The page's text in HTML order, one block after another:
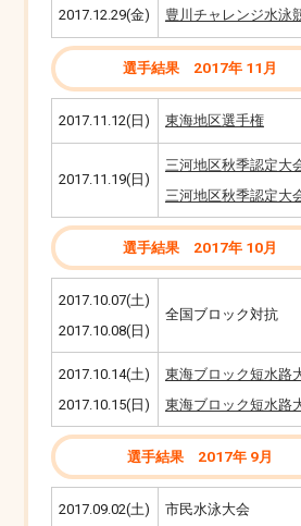
2017.12.29(金) 豊川チャレンジ水泳
選手結果 2017年 11月
2017.11.12(日) 東海地区選手権
2017.11.19(日)
三河地区秋季認定
三河地区秋季認定
選手結果 2017年 10月
2017.10.07(土)
2017.10.08(日)
全国ブロック対抗
2017.10.14(土)
2017.10.15(日)
東海ブロック短水
東海ブロック短水
選手結果 2017年 9月
2017.09.02(土) 市民水泳大会